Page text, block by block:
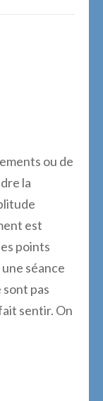
ou de
la
est
points
séance
pas
sentir. On